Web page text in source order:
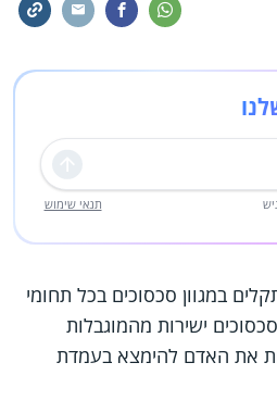
שליחה
תנאי שימוש
במגוון סכסוכים בכל תחומי
ישירות מהמוגבלות
את האדם להימצא בעמדת